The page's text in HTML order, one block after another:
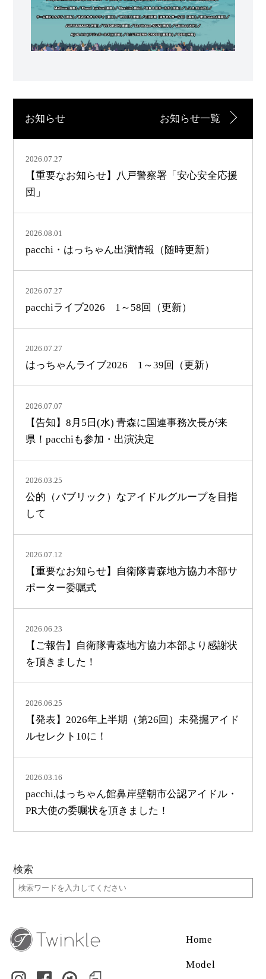
お知らせ お知らせ一覧
2026.07.27
【重要なお知らせ】八戸警察署「安心安全応援
団」
2026.08.01
pacchi・はっちゃん出演情報（随時更新）
2026.07.27
pacchiライブ2026 1～58回（更新）
2026.07.27
はっちゃんライブ2026 1～39回（更新）
2026.07.07
【告知】8月5日(水) 青森に国連事務次長が来
県！pacchiも参加・出演決定
2026.03.25
公的（パブリック）なアイドルグループを目指
して
2026.07.12
【重要なお知らせ】自衛隊青森地方協力本部サ
ポーター委嘱式
2026.06.23
【ご報告】自衛隊青森地方協力本部より感謝状
を頂きました！
2026.06.25
【発表】2026年上半期（第26回）未発掘アイド
ルセレクト10に！
2026.03.16
pacchi,はっちゃん館鼻岸壁朝市公認アイドル・
PR大使の委嘱状を頂きました！
検索
Home
Model